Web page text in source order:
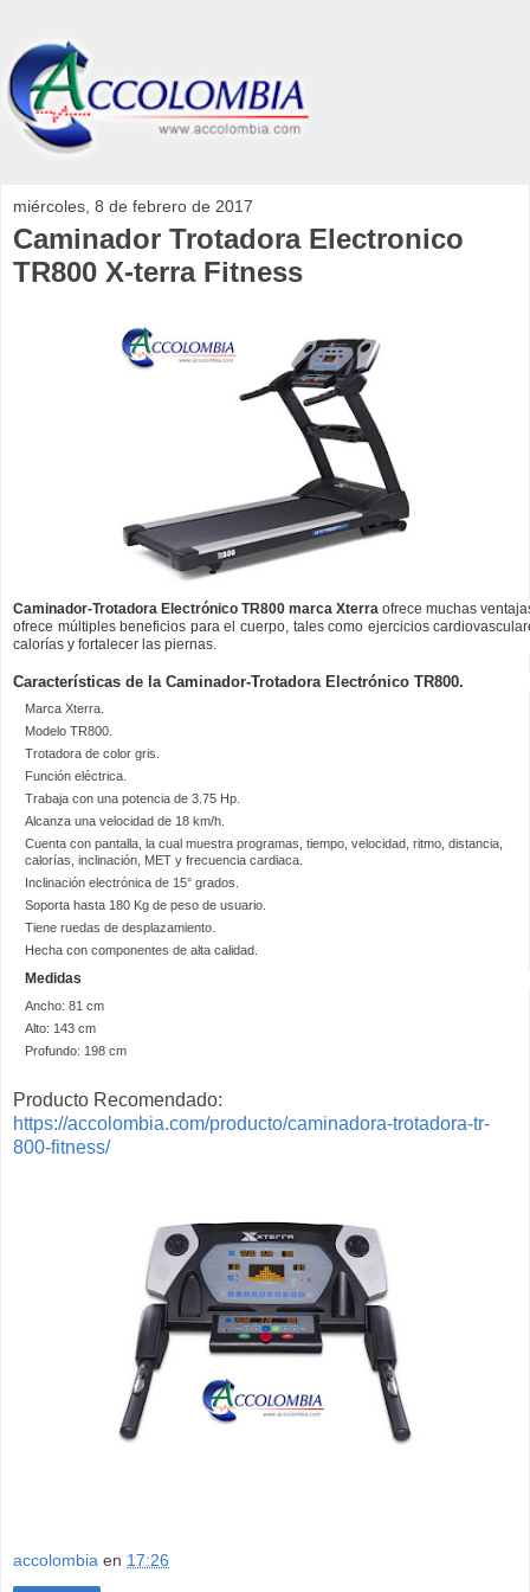
miércoles, 8 de febrero de 2017
Caminador Trotadora Electronico
TR800 X-terra Fitness
Caminador-Trotadora Electrónico TR800 marca Xterra ofrece muchas
ofrece múltiples beneficios para el cuerpo, tales como ejercicios
calorías y fortalecer las piernas.
Características de la Caminador-Trotadora Electrónico TR800.
Marca Xterra.
Modelo TR800.
Trotadora de color gris.
Función eléctrica.
Trabaja con una potencia de 3.75 Hp.
Alcanza una velocidad de 18 km/h.
Cuenta con pantalla, la cual muestra programas, tiempo, velocidad, ritmo, distancia,
calorías, inclinación, MET y frecuencia cardiaca.
Inclinación electrónica de 15° grados.
Soporta hasta 180 Kg de peso de usuario.
Tiene ruedas de desplazamiento.
Hecha con componentes de alta calidad.
Medidas
Ancho: 81 cm
Alto: 143 cm
Profundo: 198 cm
Producto Recomendado:
https://accolombia.com/producto/caminadora-trotadora-tr-
800-fitness/
accolombia en 17:26